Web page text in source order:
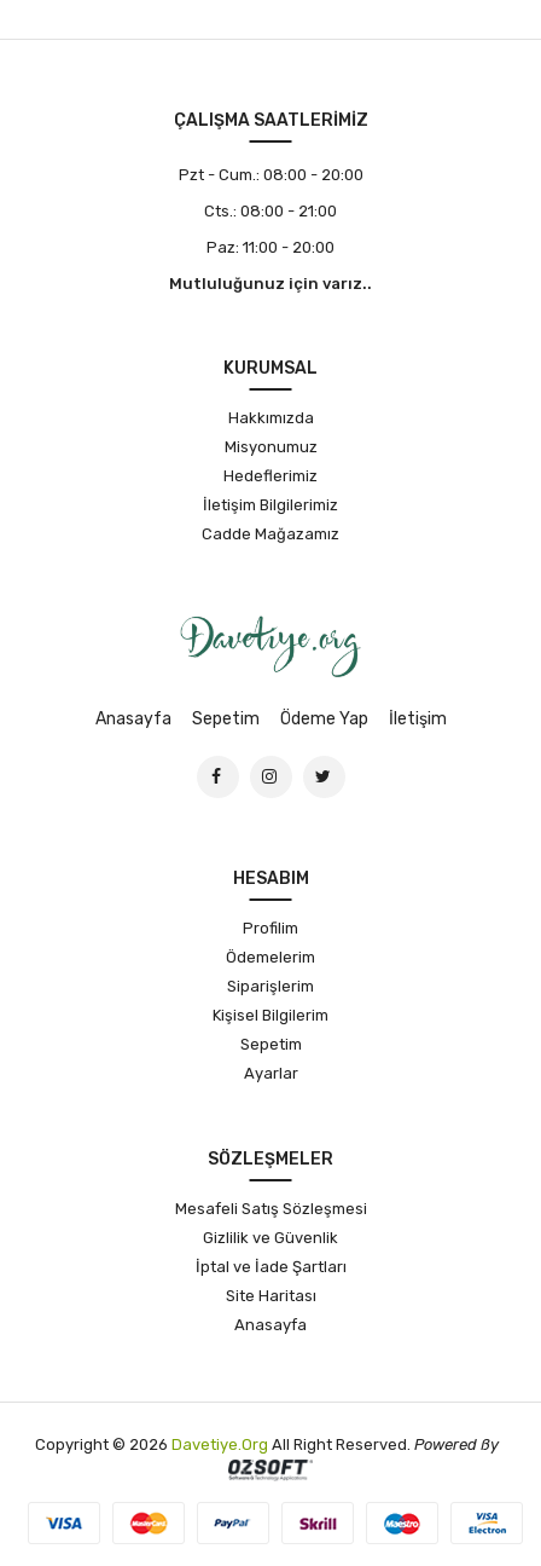
ÇALIŞMA SAATLERİMİZ
Pzt - Cum.: 08:00 - 20:00
Cts.: 08:00 - 21:00
Paz: 11:00 - 20:00
Mutluluğunuz için varız..
KURUMSAL
Hakkımızda
Misyonumuz
Hedeflerimiz
İletişim Bilgilerimiz
Cadde Mağazamız
Anasayfa Sepetim Ödeme Yap İletişim
HESABIM
Profilim
Ödemelerim
Siparişlerim
Kişisel Bilgilerim
Sepetim
Ayarlar
SÖZLEŞMELER
Mesafeli Satış Sözleşmesi
Gizlilik ve Güvenlik
İptal ve İade Şartları
Site Haritası
Anasayfa
Copyright © 2026 Davetiye.org All Right Reserved. Powered SSy